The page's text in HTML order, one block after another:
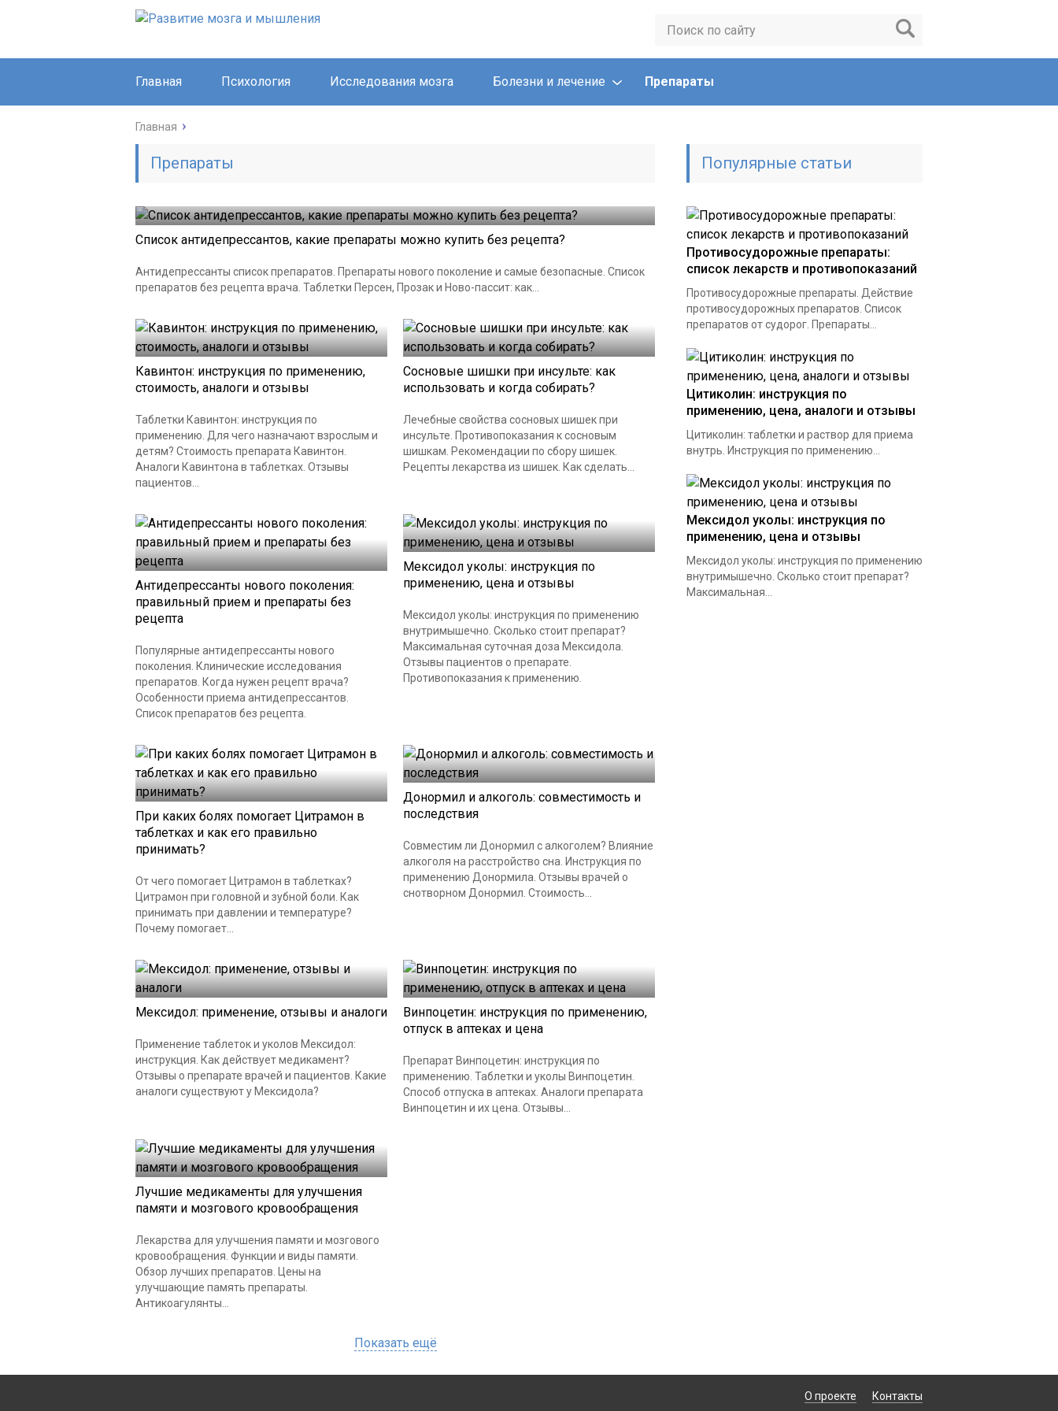
Главная Психология Исследования мозга Болезни и лечение Препараты
Главная
Препараты
Список антидепрессантов, какие препараты можно купить без рецепта?
Антидепрессанты список препаратов. Препараты нового поколение и самые безопасные. Список
препаратов без рецепта врача. Таблетки Персен, Прозак и Ново-пассит: как...
Кавинтон: инструкция по применению,
стоимость, аналоги и отзывы
Таблетки Кавинтон: инструкция по
применению. Для чего назначают взрослым и
детям? Стоимость препарата Кавинтон.
Аналоги Кавинтона в таблетках. Отзывы
пациентов...
Сосновые шишки при инсульте: как
использовать и когда собирать?
Лечебные свойства сосновых шишек при
инсульте. Противопоказания к сосновым
шишкам. Рекомендации по сбору шишек.
Рецепты лекарства из шишек. Как сделать...
Антидепрессанты нового поколения:
правильный прием и препараты без
рецепта
Популярные антидепрессанты нового
поколения. Клинические исследования
препаратов. Когда нужен рецепт врача?
Особенности приема антидепрессантов.
Список препаратов без рецепта.
Мексидол уколы: инструкция по
применению, цена и отзывы
Мексидол уколы: инструкция по применению
внутримышечно. Сколько стоит препарат?
Максимальная суточная доза Мексидола.
Отзывы пациентов о препарате.
Противопоказания к применению.
При каких болях помогает Цитрамон в
таблетках и как его правильно
принимать?
От чего помогает Цитрамон в таблетках?
Цитрамон при головной и зубной боли. Как
принимать при давлении и температуре?
Почему помогает...
Донормил и алкоголь: совместимость и
последствия
Совместим ли Донормил с алкоголем? Влияние
алкоголя на расстройство сна. Инструкция по
применению Донормила. Отзывы врачей о
снотворном Донормил. Стоимость...
Мексидол: применение, отзывы и аналоги
Применение таблеток и уколов Мексидол:
инструкция. Как действует медикамент?
Отзывы о препарате врачей и пациентов. Какие
аналоги существуют у Мексидола?
Винпоцетин: инструкция по применению,
отпуск в аптеках и цена
Препарат Винпоцетин: инструкция по
применению. Таблетки и уколы Винпоцетин.
Способ отпуска в аптеках. Аналоги препарата
Винпоцетин и их цена. Отзывы...
Лучшие медикаменты для улучшения
памяти и мозгового кровообращения
Лекарства для улучшения памяти и мозгового
кровообращения. Функции и виды памяти.
Обзор лучших препаратов. Цены на
улучшающие память препараты.
Антикоагулянты...
Показать ещё
Популярные статьи
Противосудорожные препараты:
список лекарств и противопоказаний
Противосудорожные препараты. Действие
противосудорожных препаратов. Список
препаратов от судорог. Препараты...
Цитиколин: инструкция по
применению, цена, аналоги и отзывы
Цитиколин: таблетки и раствор для приема
внутрь. Инструкция по применению...
Мексидол уколы: инструкция по
применению, цена и отзывы
Мексидол уколы: инструкция по применению
внутримышечно. Сколько стоит препарат?
Максимальная...
О проекте Контакты